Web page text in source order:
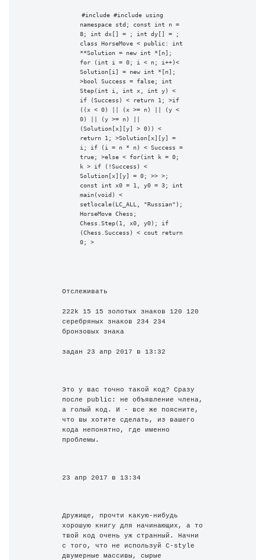
#include #include using
namespace std; const int n =
8; int dx[] = ; int dy[] = ;
class HorseMove < public: int
**Solution = new int *[n];
for (int i = 0; i < n; i++)<
Solution[i] = new int *[n];
>bool Success = false; int
Step(int i, int x, int y) <
if (Success) < return 1; >if
((x < 0) || (x >= n) || (y <
0) || (y >= n) ||
(Solution[x][y] > 0)) <
return 1; >Solution[x][y] =
i; if (i = n * n) < Success =
true; >else < for(int k = 0;
k > if (!Success) <
Solution[x][y] = 0; >> >;
const int x0 = 1, y0 = 3; int
main(void) <
setlocale(LC_ALL, "Russian");
HorseMove Chess;
Chess.Step(1, x0, y0); if
(Chess.Success) < cout return
0; >
Отслеживать
222k 15 15 золотых знаков 120 120
серебряных знаков 234 234
бронзовых знака
задан 23 апр 2017 в 13:32
Это у вас точно такой код? Сразу
после public: не объявление члена,
а голый код. И - все же поясните,
что вы хотите сделать, из вашего
кода непонятно, где именно
проблемы.
23 апр 2017 в 13:34
Дружище, прочти какую-нибудь
хорошую книгу для начинающих, а то
твой код очень уж странный. Начни
с того, что не используй C-style
двумерные массивы, сырые